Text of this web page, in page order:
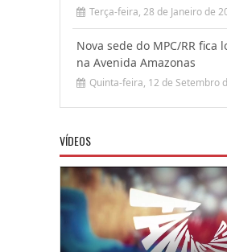
Terça-feira, 28 de Janeiro de
Nova sede do MPC/RR fica
na Avenida Amazonas
Quinta-feira, 12 de Setembro
VÍDEOS